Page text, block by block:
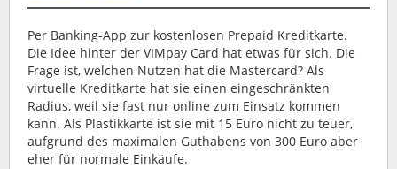
Per Banking-App zur kostenlosen Prepaid Kreditkarte.
Die Idee hinter der VIMpay Card hat etwas für sich. Die
Frage ist, welchen Nutzen hat die Mastercard? Als
virtuelle Kreditkarte hat sie einen eingeschränkten
Radius, weil sie fast nur online zum Einsatz kommen
kann. Als Plastikkarte ist sie mit 15 Euro nicht zu teuer,
aufgrund des maximalen Guthabens von 300 Euro aber
eher für normale Einkäufe.